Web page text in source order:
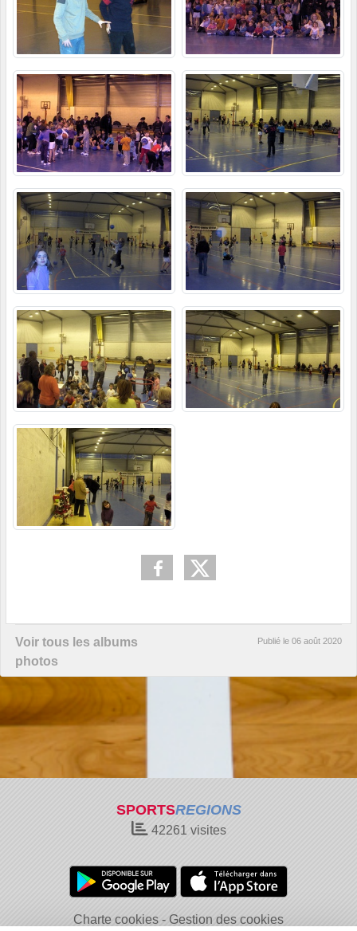
Voir tous les albums
photos
Publié le 06 août 2020
SPORTSREGIONS
42261 visites
Charte cookies
Gestion des cookies